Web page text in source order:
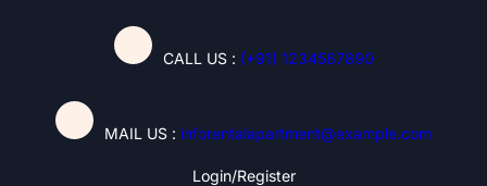
CALL US : (+91) 1234567890
MAIL US : inforentalapartment@example.com
Login/register